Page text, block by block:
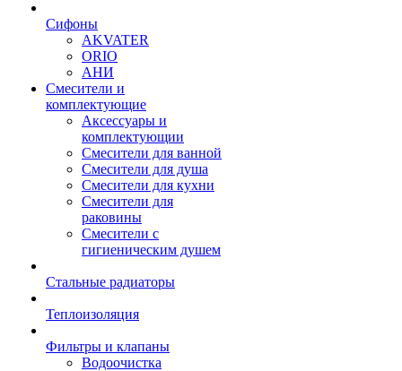
Сифоны
AKVATER
ORIO
АНИ
Смесители и
комплектующие
Аксессуары и
комплектующии
Смесители для ванной
Смесители для душа
Смесители для кухни
Смесители для
раковины
Смесители с
гигиеническим душем
Стальные радиаторы
Теплоизоляция
Фильтры и клапаны
Водоочистка